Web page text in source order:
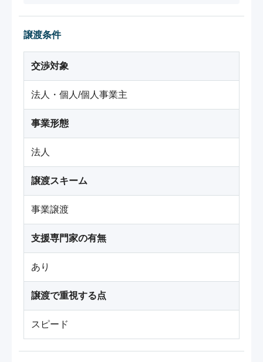
譲渡条件
交渉対象
法人・個人/個人事業主
事業形態
法人
譲渡スキーム
事業譲渡
支援専門家の有無
あり
譲渡で重視する点
スピード